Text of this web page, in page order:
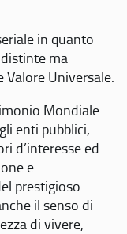
in quanto
ma
Valore Universale.
Mondiale
enti pubblici,
d’interesse ed
e
prestigioso
il senso di
di vivere,